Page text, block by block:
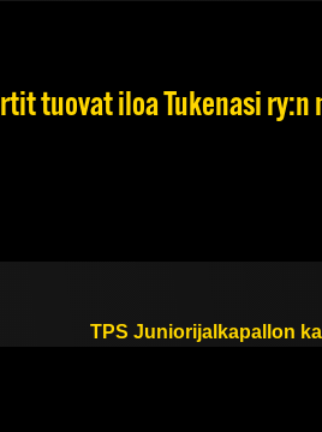
tuovat iloa Tukenasi